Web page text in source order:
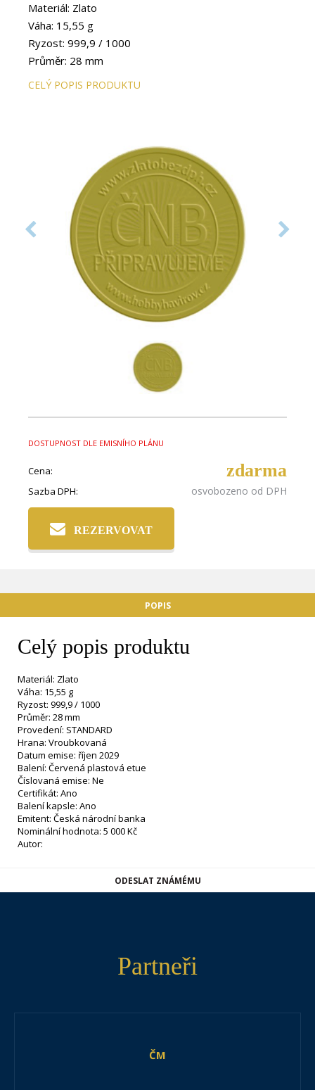
Materiál: Zlato
Váha: 15,55 g
Ryzost: 999,9 / 1000
Průměr: 28 mm
Provedení: STANDARD
CELÝ POPIS PRODUKTU
DOSTUPNOST DLE EMISNÍHO PLÁNU
Cena: zdarma
Sazba DPH: osvobozeno od DPH
REZERVOVAT
POPIS
Celý popis produktu
Materiál: Zlato
Váha: 15,55 g
Ryzost: 999,9 / 1000
Průměr: 28 mm
Provedení: STANDARD
Hrana: Vroubkovaná
Datum emise: říjen 2029
Balení: Červená plastová etue
Číslovaná emise: Ne
Certifikát: Ano
Balení kapsle: Ano
Emitent: Česká národní banka
Nominální hodnota: 5 000 Kč
Autor:
ODESLAT ZNÁMÉMU
Partneři
ČM